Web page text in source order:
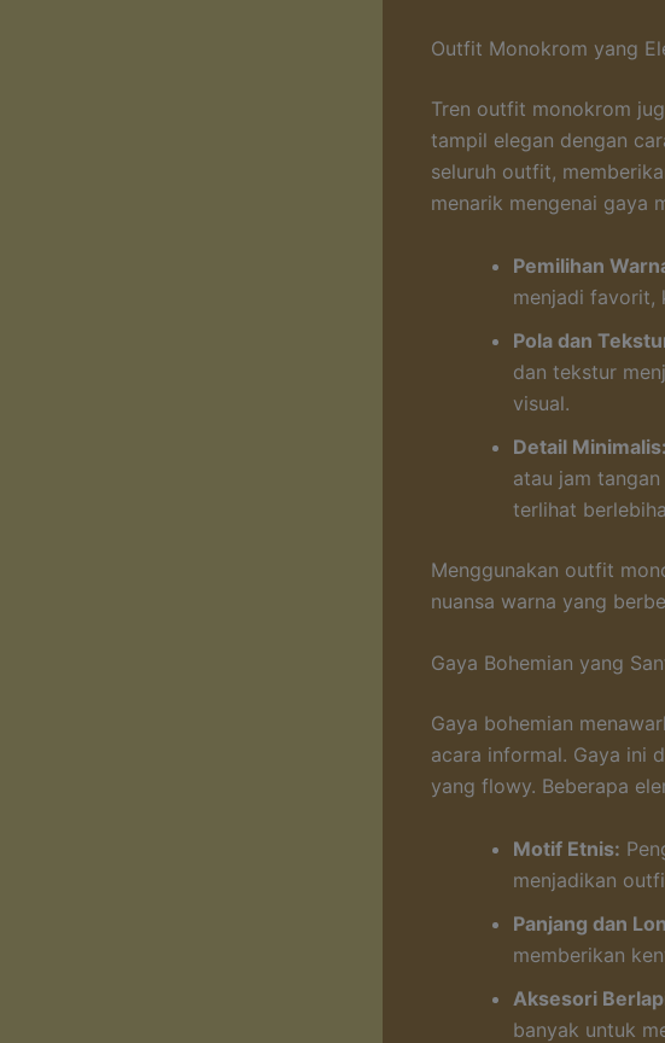
Outfit Monokrom yang
Tren outfit monokrom
tampil elegan dengan
seluruh outfit,
menarik mengenai gaya
Pemilihan
menjadi favorit,
Pola dan
dan tekstur
visual.
Detail Minimalis:
atau jam
terlihat
Menggunakan outfit
nuansa warna yang
Gaya Bohemian yang
Gaya bohemian
acara informal. Gaya ini
yang flowy. Beberapa
Motif Etnis:
menjadikan
Panjang dan
memberikan
Aksesori
banyak untuk